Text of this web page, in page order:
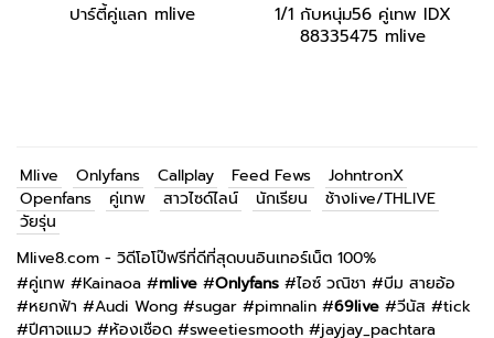
ปาร์ตี้คู่แลก mlive
1/1 กับหนุ่ม56 คู่เทพ IDX
88335475 mlive
Mlive Onlyfans Callplay Feed Fews
JohntronX
Openfans
คู่เทพ สาวไซด์ไลน์ นักเรียน
ช้างlive/THLIVE
วัยรุ่น
Mlive8.com - วิดีโอโป๊ฟรีที่ดีที่สุดบนอินเทอร์เน็ต 100%
#คู่เทพ #Kainaoa #mlive #Onlyfans #ไอซ์ วณิชา #บีม สายอ้อ
#หยกฟ้า #Audi Wong #sugar #pimnalin #69live #วีนัส #tick
#ปีศาจแมว #ห้องเชือด #sweetiesmooth #jayjay_pachtara